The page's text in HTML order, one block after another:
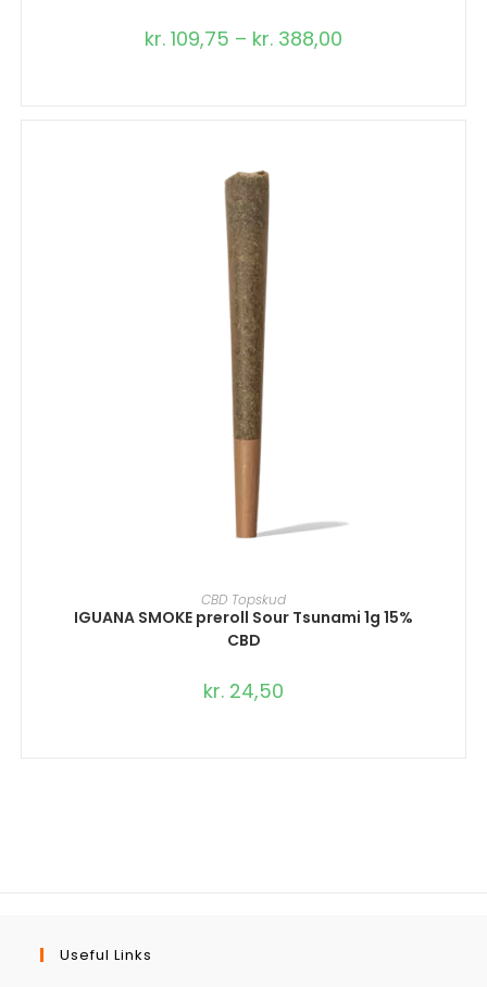
kr. 109,75 – kr. 388,00
TILFØJ TIL KURV
CBD Topskud
IGUANA SMOKE preroll Sour Tsunami 1g 15%
CBD
kr. 24,50
Useful Links